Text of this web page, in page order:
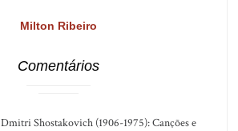
Milton Ribeiro
Comentários
Dmitri Shostakovich (1906-1975): Canções e